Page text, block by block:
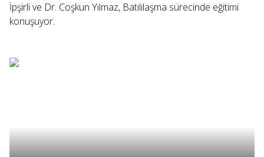
İpşirli ve Dr. Coşkun Yılmaz, Batılılaşma sürecinde eğitimi
konuşuyor.